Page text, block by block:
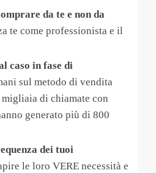
da te e non da
te come professionista e il
caso in fase di
sul metodo di vendita
di chiamate con
generato più di 800
dei tuoi
le loro VERE necessità e